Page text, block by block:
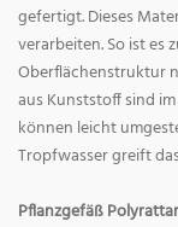
gefertigt. Dieses
verarbeiten. So ist es
Oberflächenstruktur
aus Kunststoff sind
können leicht
Tropfwasser greift
Pflanzgefäß